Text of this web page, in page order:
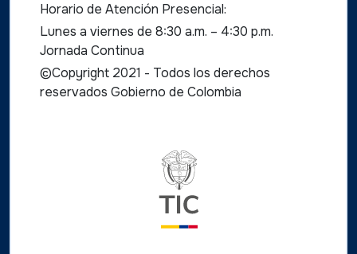
Horario de Atención Presencial:
Lunes a viernes de 8:30 a.m. – 4:30 p.m.
Jornada Continua
©Copyright 2021 - Todos los derechos
reservados Gobierno de Colombia